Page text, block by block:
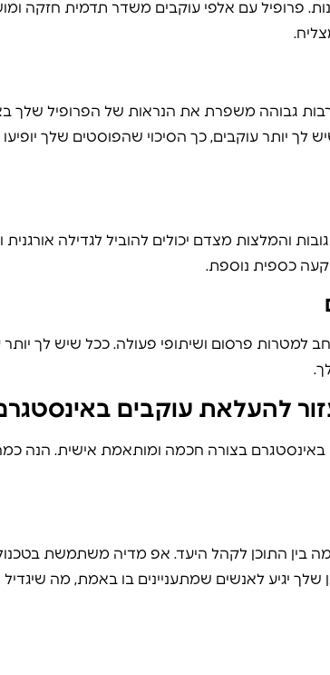
פרופיל עם אלפי עוקבים משדר תדמית חזקה
גבוהה משפרת את הנראות של הפרופיל שלך
יותר עוקבים, כך הסיכוי שהפוסטים שלך
והמלצות מצדם יכולים להוביל לגדילה
כספית נוספת.
למטרות פרסום ושיתופי פעולה. ככל שיש לך יותר
להעלאת עוקבים
בצורה חכמה ומותאמת אישית. הנה
בין התוכן לקהל היעד. אפ מדיה משתמשת
יגיע לאנשים שמתעניינים בו באמת, מה שיגדיל